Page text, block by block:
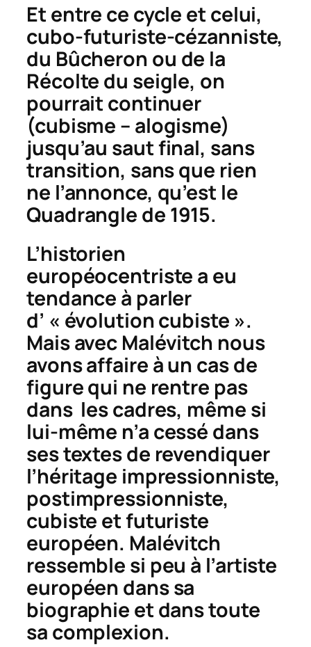
Et entre ce cycle et celui,
cubo-futuriste-cézanniste,
du Bûcheron ou de la
Récolte du seigle, on
pourrait continuer
(cubisme – alogisme)
jusqu’au sautfinal, sans
transition, sans que rien
ne l’annonce, qu’est le
Quadrangle de 1915.
L’historien
européocentriste a eu
tendance à parler
d’ « évolution cubiste ».
Mais avec Malévitch nous
avons affaire à un cas de
figure qui ne rentre pas
dans les cadres, même si
lui-même n’a cessé dans
ses textes de revendiquer
l’héritage impressionniste,
postimpressionniste,
cubiste et futuriste
européen. Malévitch
ressemble si peu à l’artiste
européen dans sa
biographie et dans toute
sa complexion.